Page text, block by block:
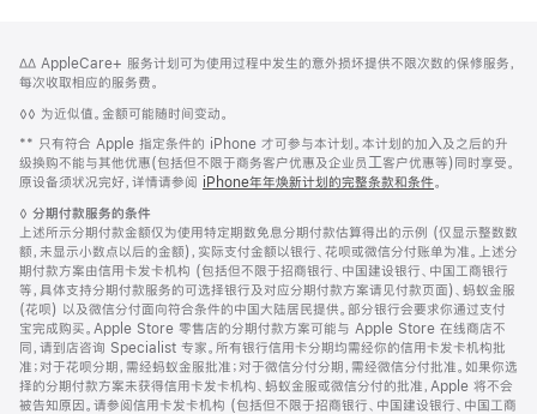
页
页
脚
注
脚
注
∆∆ AppleCare+ 服务计划可为使用过程中发生的意外损坏提供不限次数的保修服务，
每次收取相应的服务费。
脚
◊◊ 为近似值。金额可能随时间变动。
脚
注
** 只有符合 Apple 指定条件的 iPhone 才可参与本计划。本计划的加⼊及之后的升
级换购不能与其他优惠(包括但不限于商务客户优惠及企业员⼯客户优惠等)同时享受。
原设备须状况完好，详情请参阅 iPhone年年焕新计划的完整条款和条件。
脚
注
◊ 分期付款服务的条件
上述所示分期付款金额仅为使用特定期数免息分期付款估算得出的示例 (仅显示整数数
额，未显示小数点以后的金额)，实际支付金额以银行、花呗或微信分付账单为准。上述分
期付款方案由信用卡发卡机构 (包括但不限于招商银行、中国建设银行、中国工商银行
等，具体支持分期付款服务的可选择银行及对应分期付款方案请见付款页面)、蚂蚁金服
(花呗) 以及微信分付面向符合条件的中国大陆居民提供。部分银行会要求你通过支付
宝完成购买。Apple Store 零售店的分期付款方案可能与 Apple Store 在线商店不
同，请到店咨询 Specialist 专家。所有银行信用卡分期均需经你的信用卡发卡机构批
准；对于花呗分期，需经蚂蚁金服批准；对于微信分付分期，需经微信分付批准。如果你选
择的分期付款方案未获得信用卡发卡机构、蚂蚁金服或微信分付的批准，Apple 将不会
被告知原因。请参阅信用卡发卡机构 (包括但不限于招商银行、中国建设银行、中国工商